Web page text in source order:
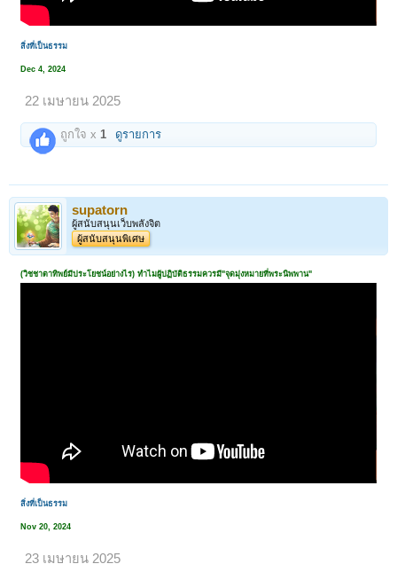
สิ่งที่เป็นธรรม
Dec 4, 2024
22 เมษายน 2025
ถูกใจ x1 ดูรายการ
supatorn
ผู้สนับสนุนเว็บพลังจิต
ผู้สนับสนุนพิเศษ
(วิชชาตาทิพย์มีประโยชน์อย่างไร) ทำไมผู้ปฏิบัติธรรมควรมี"จุดมุ่งหมายที่พระนิพพาน"
สิ่งที่เป็นธรรม
Nov 20, 2024
23 เมษายน 2025